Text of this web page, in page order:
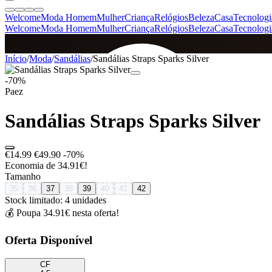
WelcomeModa HomemMulherCriançaRelógiosBelezaCasa
WelcomeModa HomemMulherCriançaRelógiosBelezaCasa
SINCE 2005
Início/Moda/Sandálias/Sandálias Straps Sparks Silver
-70%
Paez
Sandálias Straps Sparks Silver
€14.99 €49.90 -70%
Economia de 34.91€!
Tamanho
35 36 37 38 39 40 41 42
Stock limitado: 4 unidades
💰 Poupa 34.91€ nesta oferta!
Oferta Disponível
CF